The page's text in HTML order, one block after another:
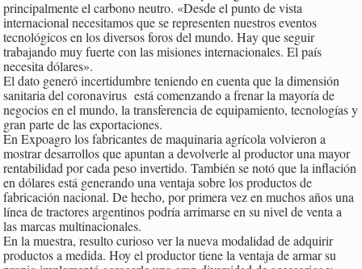
principalmente el carbono neutro. «Desde el punto de vista
internacional necesitamos que se representen nuestros eventos
tecnológicos en los diversos foros del mundo. Hay que seguir
trabajando muy fuerte con las misiones internacionales. El país
necesita dólares».
El dato generó incertidumbre teniendo en cuenta que la dimensión
sanitaria del coronavirus está comenzando a frenar la mayoría de
negocios en el mundo, la transferencia de equipamiento, tecnologías y
gran parte de las exportaciones.
En Expoagro los fabricantes de maquinaria agrícola volvieron a
mostrar desarrollos que apuntan a devolverle al productor una mayor
rentabilidad por cada peso invertido. También se notó que la inflación
en dólares está generando una ventaja sobre los productos de
fabricación nacional. De hecho, por primera vez en muchos años una
línea de tractores argentinos podría arrimarse en su nivel de venta a
las marcas multinacionales.
En la muestra, resulto curioso ver la nueva modalidad de adquirir
productos a medida. Hoy el productor tiene la ventaja de armar su